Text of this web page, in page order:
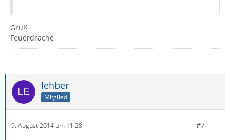
Gruß
Feuerdrache
lehber
Mitglied
9. August 2014 um 11:28 #7